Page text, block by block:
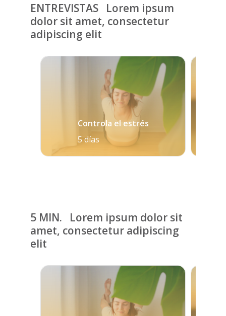
ENTREVISTAS Lorem ipsum
dolor sit amet, consectetur
adipiscing elit
Controla el estrés
5 días
5 MIN. Lorem ipsum dolor sit
amet, consectetur adipiscing
elit